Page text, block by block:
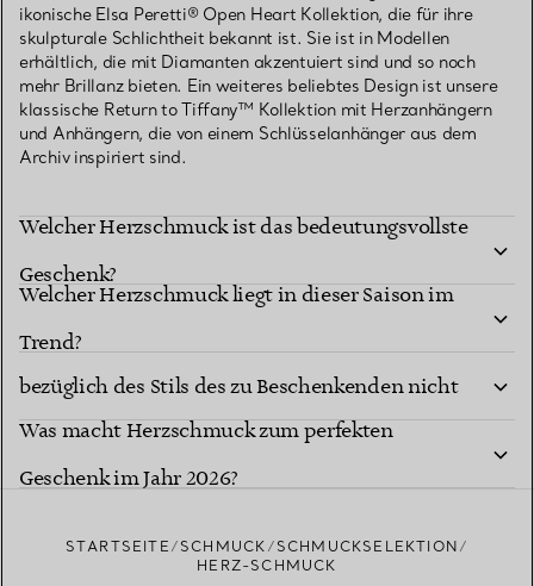
ikonische Elsa Peretti® Open Heart Kollektion, die für ihre
skulpturale Schlichtheit bekannt ist. Sie ist in Modellen
erhältlich, die mit Diamanten akzentuiert sind und so noch
mehr Brillanz bieten. Ein weiteres beliebtes Design ist unsere
klassische Return to Tiffany™ Kollektion mit Herzanhängern
und Anhängern, die von einem Schlüsselanhänger aus dem
Archiv inspiriert sind.
Welcher Herzschmuck ist das bedeutungsvollste
Geschenk?
Welcher Herzschmuck liegt in dieser Saison im
Trend?
Wie wähle ich Herzschmuck aus, wenn ich mir
bezüglich des Stils des zu Beschenkenden nicht
sicher bin?
Was macht Herzschmuck zum perfekten
Geschenk im Jahr 2026?
STARTSEITE SCHMUCK
SCHMUCKSELEKTION
HERZ-SCHMUCK